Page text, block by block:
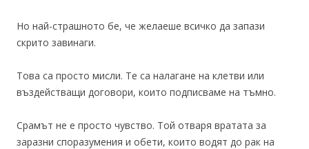
Но най-страшното бе, че желаеше всичко да запази
скрито завинаги.
Това са просто мисли. Те са налагане на клетви или
въздействащи договори, които подписваме на тъмно.
Срамът не е просто чувство. Той отваря вратата за
заразни споразумения и обети, които водят до рак на